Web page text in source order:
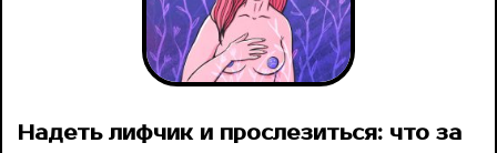
Надеть лифчик и прослезиться: что за